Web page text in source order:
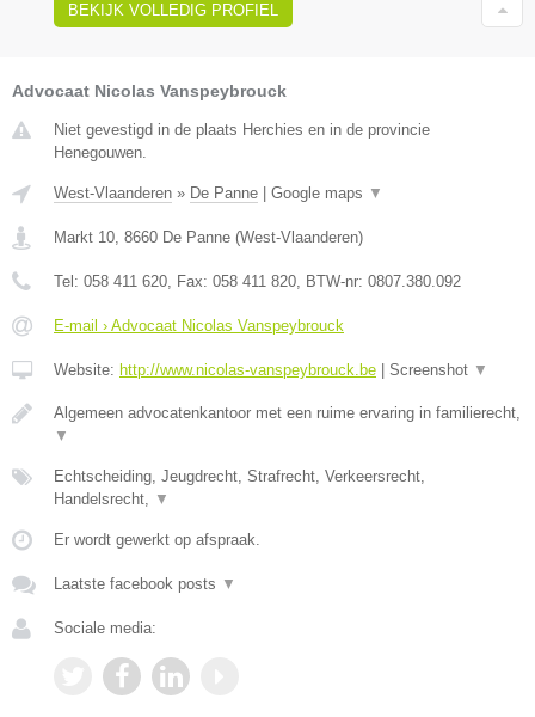
BEKIJK VOLLEDIG PROFIEL
Advocaat Nicolas Vanspeybrouck
Niet gevestigd in de plaats Herchies en in de provincie
Henegouwen.
West-Vlaanderen » De Panne Google maps ▼
Markt 10, 8660 De Panne (West-Vlaanderen)
Tel: 058 411 620, Fax: 058 411 820, BTW-nr: 0807.380.092
E-mail › Advocaat Nicolas Vanspeybrouck
Website: http://www.nicolas-vanspeybrouck.be Screenshot ▼
Algemeen advocatenkantoor met een ruime ervaring in familierecht,
▼
Echtscheiding, Jeugdrecht, Strafrecht, Verkeersrecht,
Handelsrecht, ▼
Er wordt gewerkt op afspraak.
Laatste facebook posts ▼
Sociale media: